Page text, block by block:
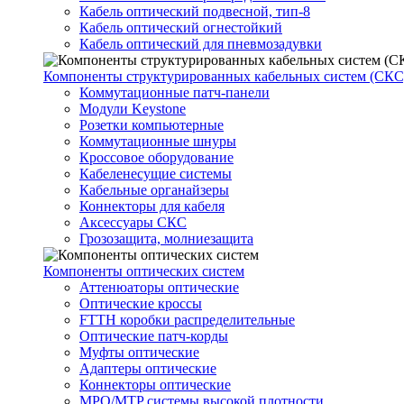
Кабель оптический подвесной, тип-8
Кабель оптический огнестойкий
Кабель оптический для пневмозадувки
Компоненты структурированных кабельных систем
Коммутационные патч-панели
Модули Keystone
Розетки компьютерные
Коммутационные шнуры
Кроссовое оборудование
Кабеленесущие системы
Кабельные органайзеры
Коннекторы для кабеля
Аксессуары СКС
Грозозащита, молниезащита
Компоненты оптических систем
Аттенюаторы оптические
Оптические кроссы
FTTH коробки распределительные
Оптические патч-корды
Муфты оптические
Адаптеры оптические
Коннекторы оптические
MPO/MTP системы высокой плотности